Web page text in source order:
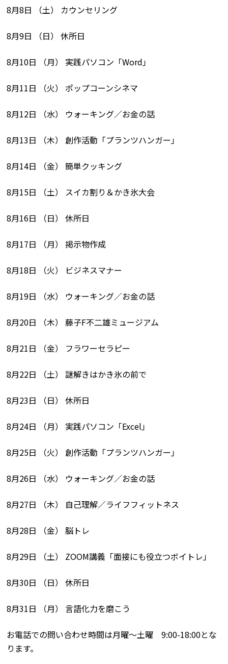
8月8日 （土） カウンセリング
8月9日 （日） 休所日
8月10日 （月） 実践パソコン「Word」
8月11日 （火） ポップコーンシネマ
8月12日 （水） ウォーキング／お金の話
8月13日 （木） 創作活動「プランツハンガー」
8月14日 （金） 簡単クッキング
8月15日 （土） スイカ割り＆かき氷大会
8月16日 （日） 休所日
8月17日 （月） 掲示物作成
8月18日 （火） ビジネスマナー
8月19日 （水） ウォーキング／お金の話
8月20日 （木） 藤子F不二雄ミュージアム
8月21日 （金） フラワーセラピー
8月22日 （土） 謎解きはかき氷の前で
8月23日 （日） 休所日
8月24日 （月） 実践パソコン「Excel」
8月25日 （火） 創作活動「プランツハンガー」
8月26日 （水） ウォーキング／お金の話
8月27日 （木） 自己理解／ライフフィットネス
8月28日 （金） 脳トレ
8月29日 （土） ZOOM講義「面接にも役立つボイトレ」
8月30日 （日） 休所日
8月31日 （月） 言語化力を磨こう
お電話での問い合わせ時間は月曜〜土曜 9:00-18:00とな
ります。